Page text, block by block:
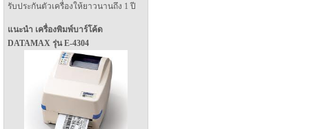
รับประกันตัวเครื่องให้ยาวนานถึง 1 ปี
แนะนำ เครื่องพิมพ์บาร์โค้ด
DATAMAX รุ่น E-4304